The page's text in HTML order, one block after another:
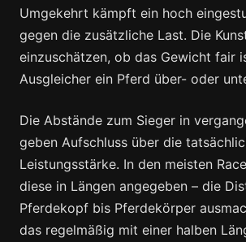
Umgekehrt kämpft ein hoch
gegen die zusätzliche Last. Die
einzuschätzen, ob das Gewicht fair
Ausgleicher ein Pferd über- oder
Die Abstände zum Sieger in
geben Aufschluss über die
Leistungsstärke. In den meisten
diese in Längen angegeben – die
Pferdekopf bis Pferdekörper
das regelmäßig mit einer halben